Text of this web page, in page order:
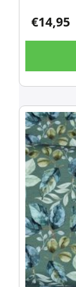
€14,95